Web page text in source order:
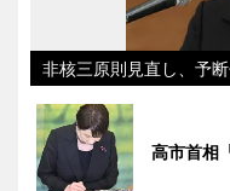
非核三原則見直し、予
高市首相